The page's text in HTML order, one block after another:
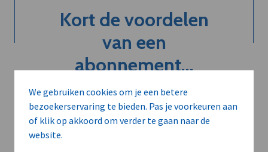
We gebruiken cookies om je een betere
bezoekerservaring te bieden. Pas je voorkeuren aan
of klik op akkoord om verder te gaan naar de
website.
Kort de voordelen
van een
abonnement...
Neem dVO Leads